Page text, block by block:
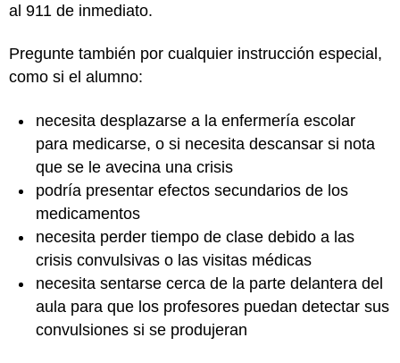
al 911 de inmediato.
Pregunte también por cualquier instrucción especial,
como si el alumno:
necesita desplazarse a la enfermería escolar
para medicarse, o si necesita descansar si nota
que se le avecina una crisis
podría presentar efectos secundarios de los
medicamentos
necesita perder tiempo de clase debido a las
crisis convulsivas o las visitas médicas
necesita sentarse cerca de la parte delantera del
aula para que los profesores puedan detectar sus
convulsiones si se produjeran